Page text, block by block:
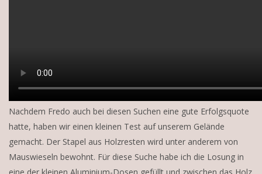
Nachdem Fredo auch bei diesen Suchen eine gute Erfolgsquote
hatte, haben wir einen kleinen Test auf unserem Gelände
gemacht. Der Stapel aus Holzresten wird unter anderem von
Mauswieseln bewohnt. Für diese Suche habe ich die Losung in